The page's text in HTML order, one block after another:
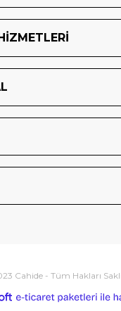
Cahide - Tüm Hakları
ideasoft
e-